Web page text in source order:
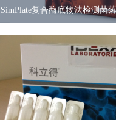
SimPlate复合酶底物法检测菌